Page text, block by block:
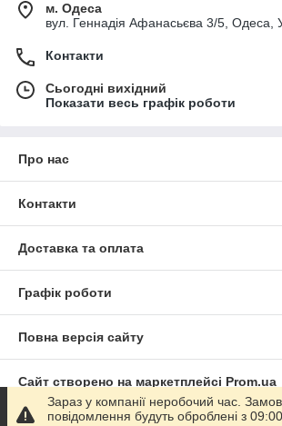
м. Одеса
вул. Геннадія Афанасьєва 3/5, Одеса,
Контакти
Сьогодні вихідний
Показати весь графік роботи
Про нас
Контакти
Доставка та оплата
Графік роботи
Повна версія сайту
Сайт створено на маркетплейсі Prom.ua
Зараз у компанії неробочий час.
повідомлення будуть оброблені з